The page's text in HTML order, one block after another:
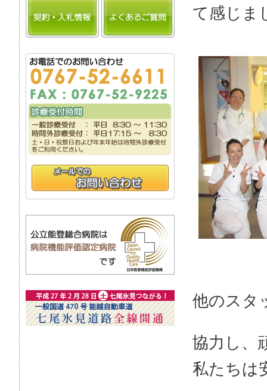
て感じま
他のスタ
協力し、
私たちは